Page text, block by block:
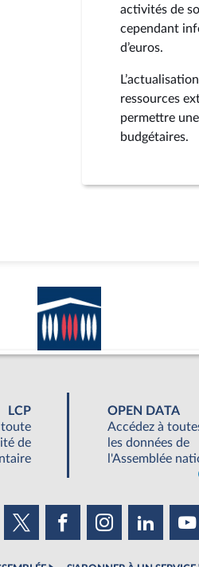
activités de
cependant
d’euros.
ressources
permettre
budgétaires.
LCP
toute
de
OPEN DATA
Accédez à
les données de
l'Assemblée